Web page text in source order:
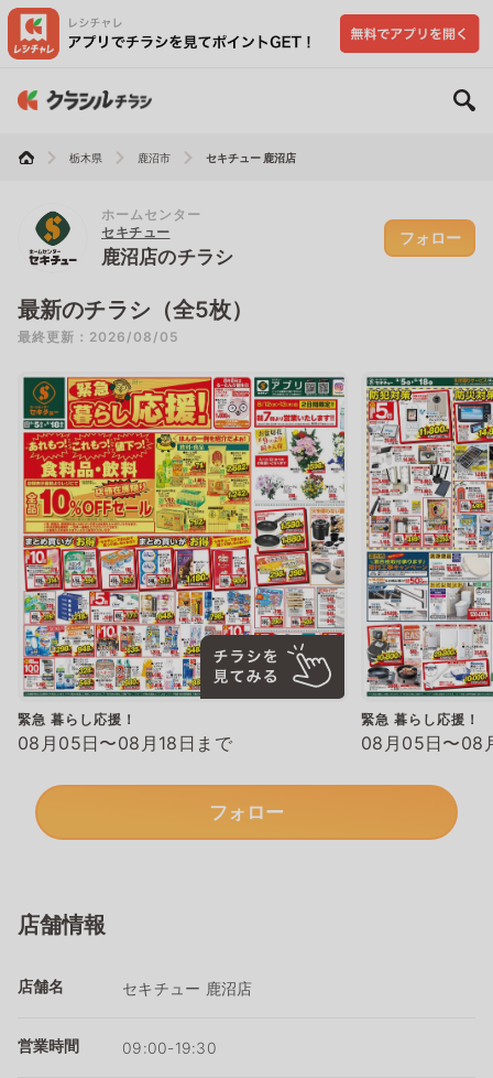
栃木県 鹿沼市 セキチュー 鹿沼店
ホームセンター
セキチュー
鹿沼店のチラシ
フォロー
最新のチラシ（全5枚）
最終更新：2026/08/05
緊急 暮らし応援！
08月05日〜08月18日まで
緊急 暮らし応援！
08月05日〜08
フォロー
店舗情報
店舗名 セキチュー 鹿沼店
営業時間 09:00-19:30